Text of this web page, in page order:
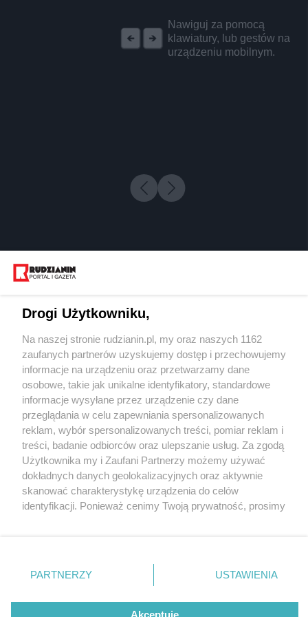
Nawiguj za pomocą
klawiatury, lub gestów na
urządzeniu mobilnym.
5 / 0
Wydawca mediów
Nie zapomnij
zapoznać się z:
polityką prywatności regulamin korzystania z portali
Twojemiasto
Piekary Śląskie
Chorzów
Tarnowskie Góry
Gliwice
Skontakuj sięz nami
Kontakt
Wydawca
Redakcja
Drogi Użytkowniku,
Na naszej stronie rudzianin.pl, my oraz naszych 1162
zaufanych partnerów uzyskujemy dostęp i przechowujemy
informacje na urządzeniu oraz przetwarzamy dane
osobowe, takie jak unikalne identyfikatory, standardowe
informacje wysyłane przez urządzenie czy dane
przeglądania w celu zapewniania spersonalizowanych
reklam, wybór spersonalizowanych treści, pomiar reklam i
treści, badanie odbiorców oraz ulepszanie usług. Za zgodą
Użytkownika my i Zaufani Partnerzy możemy używać
dokładnych danych geolokalizacyjnych oraz aktywnie
skanować charakterystykę urządzenia do celów
identyfikacji. Ponieważ cenimy Twoją prywatność, prosimy
prywatności znajdujący się w lewym dolnym rogu strony
. Niektóre rodzaje przetwarzania danych nie wymagają
zgody użytkownika, ale masz prawo sprzeciwić się
takiemu przetwarzaniu. Preferencje będą miały
PARTNERZY USTAWIENIA
Akceptuję